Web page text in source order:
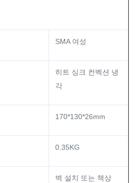
SMA 여성
히트 싱크 컨벡션 냉
각
170*130*26mm
0.35KG
벽 설치 또는 책상